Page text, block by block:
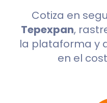
Cotiza en
Tepexpan,
la plataforma y
en el